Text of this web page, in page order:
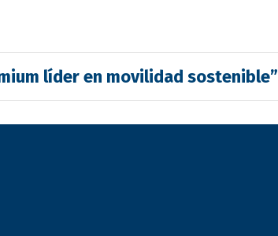
líder en movilidad sostenible”